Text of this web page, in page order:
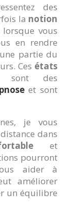
des
la notion
vous
en rendre
partie du
Ces états
sont des
et sont
je vous
dans
et
pourront
aider à
améliorer
un équilibre